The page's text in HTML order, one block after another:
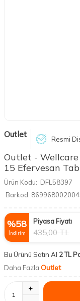
Outlet Resmi
Outlet -
15 Efervesan
Ürün Kodu: DFL58397
Barkod:
%58
İndirim
Piyasa Fiyatı
435,00TL
Bu Ürünü Satın Al 2 TL
Daha Fazla Outlet